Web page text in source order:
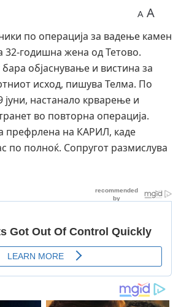
A A
по операција за вадење камен
32-годишна жена од Тетово.
објаснување и вистина за
исход, пишува Телма. По
јуни, настанало крварење и
во повторна операција.
префрлена на КАРИЛ, каде
по полноќ. Сопругот размислува